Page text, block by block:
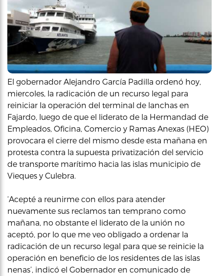
El gobernador Alejandro García Padilla ordenó hoy,
miercoles, la radicación de un recurso legal para
reiniciar la operación del terminal de lanchas en
Fajardo, luego de que el liderato de la Hermandad de
Empleados, Oficina, Comercio y Ramas Anexas (HEO)
provocara el cierre del mismo desde esta mañana en
protesta contra la supuesta privatización del servicio
de transporte marítimo hacia las islas municipio de
Vieques y Culebra.
‘Acepté a reunirme con ellos para atender
nuevamente sus reclamos tan temprano como
mañana, no obstante el liderato de la unión no
aceptó, por lo que me veo obligado a ordenar la
radicación de un recurso legal para que se reinicie la
operación en beneficio de los residentes de las islas
nenas’, indicó el Gobernador en comunicado de